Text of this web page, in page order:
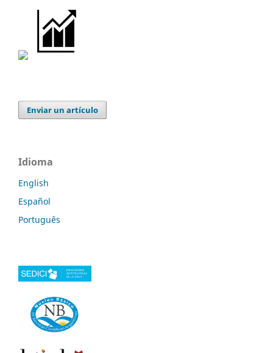
Enviar un artículo
Idioma
English
Español
Português